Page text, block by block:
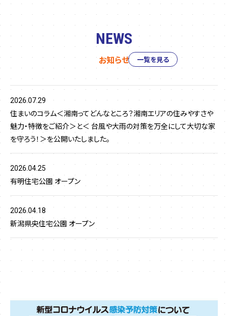
NEWS
お知らせ
2026.07.29
住まいのコラム＜湘南ってどんなところ？湘南エリアの住みやすさや
魅力・特徴をご紹介＞と＜ 台風や大雨の対策を万全にして大切な家
を守ろう！＞を公開いたしました。
2026.04.25
有明住宅公園 オープン
2026.04.18
新潟県央住宅公園 オープン
一覧を見る